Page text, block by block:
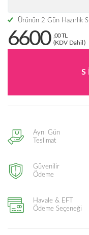
Ürünün 2 Gün Hazırlık
6600
,00 TL
(KDV Dahil)
Aynı Gün
Teslimat
Güvenilir
Ödeme
Havale & EFT
Ödeme Seçeneği